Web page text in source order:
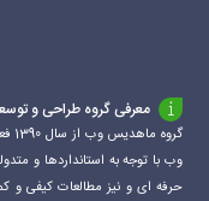
معرفی گروه طراحی و
وب با توجه به استانداردها و
حرفه ای و نیز مطالعات کیفی